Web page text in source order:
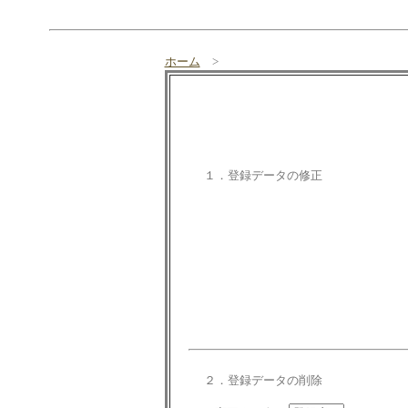
ホーム >
１．登録データの修正
２．登録データの削除